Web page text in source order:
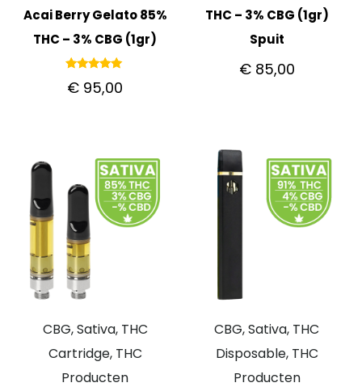
Acai Berry Gelato 85%
THC – 3% CBG (1gr)
5.00
€ 95,00
THC – 3% CBG (1gr)
Spuit
€85,00
CBG, Sativa, THC
Cartridge, THC
Producten
CBG, Sativa, THC
Disposable, THC
Producten